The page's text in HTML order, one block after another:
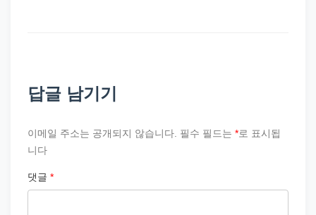
답글 남기기
이메일 주소는 공개되지 않습니다. 필수 필드는 *로 표시됩
니다
댓글 *